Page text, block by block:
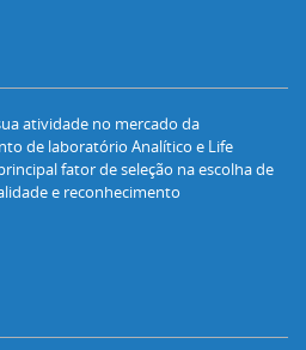
atividade no mercado da
de laboratório Analítico e Life
fator de seleção na escolha de
e reconhecimento